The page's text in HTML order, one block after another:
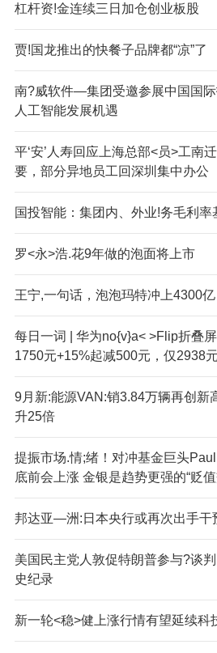
杠杆资!金连续三日加仓创业板股
贾!国龙推出的快餐子品牌都“凉”了
南?威软件—集团受邀参展中国国
人工智能发展机遇
平‘安’人寿回应上海总部<员>工南
要，部分异地员工回深圳集中办公
国投智能：集团内、外业!务毛利率
罗<永>浩.花9年做的泡面将上市
王宁,一句话，泡泡玛特冲上4300亿
每日一词 | 华为no{v}a< >Flip折叠
1750元+15%起减500元，仅2938元
9月新:能源VAN:销3.84万辆再创新
升25倍
提振市场.情;绪！对冲基金巨头
底前会上涨 金银是趋势更强的“贬值
邦达亚—洲:日本央行或再次出手干
美国民主党人敦促特朗普参与?谈
史纪录
新一轮<稳>健上涨行情有望延续科